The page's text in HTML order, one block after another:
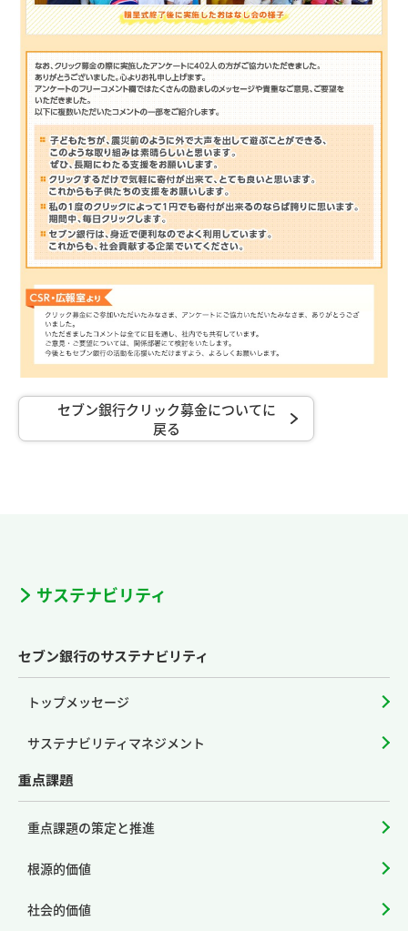
セブン銀行クリック募金についてに
戻る
サステナビリティ
セブン銀行のサステナビリティ
トップメッセージ
サステナビリティマネジメント
重点課題
重点課題の策定と推進
根源的価値
社会的価値